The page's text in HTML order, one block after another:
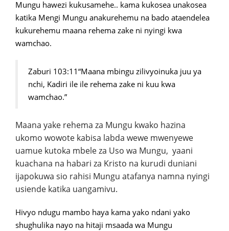
Mungu hawezi kukusamehe.. kama kukosea unakosea
katika Mengi Mungu anakurehemu na bado ataendelea
kukurehemu maana rehema zake ni nyingi kwa
wamchao.
Zaburi 103:11“Maana mbingu zilivyoinuka juu ya
nchi, Kadiri ile ile rehema zake ni kuu kwa
wamchao.”
Maana yake rehema za Mungu kwako hazina
ukomo wowote kabisa labda wewe mwenyewe
uamue kutoka mbele za Uso wa Mungu, yaani
kuachana na habari za Kristo na kurudi duniani
ijapokuwa sio rahisi Mungu atafanya namna nyingi
usiende katika uangamivu.
Hivyo ndugu mambo haya kama yako ndani yako
shughulika nayo na hitaji msaada wa Mungu